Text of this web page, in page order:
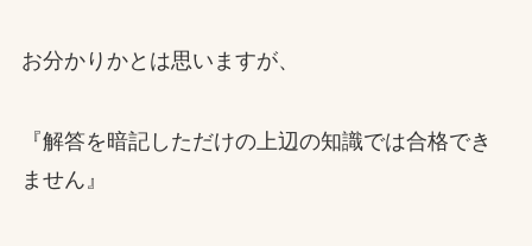
お分かりかとは思いますが、
『解答を暗記しただけの上辺の知識では合格でき
ません』